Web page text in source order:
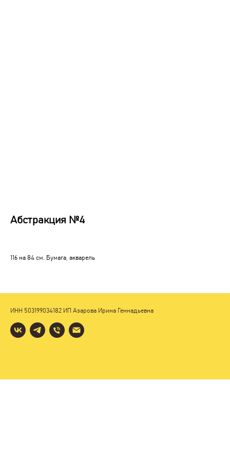
Абстракция №4
116 на 84 см. Бумага, акварель
ИНН 503199034182 ИП Азарова Ирина Геннадьевна